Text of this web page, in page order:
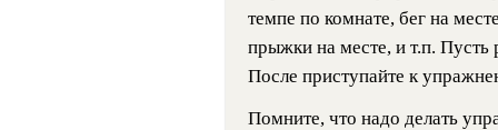
темпе по комнате, бег на
прыжки на месте, и т.п.
После приступайте к
Помните, что надо делать